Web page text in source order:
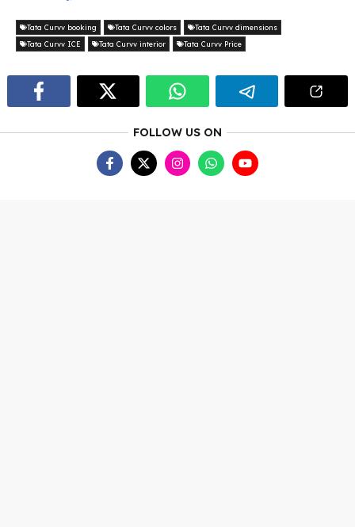
Tata Curvv booking Tata Curvv colors
Tata Curvv dimensions
Tata Curvv ICE
Tata Curvv interior Tata Curvv Price
FOLLOW US ON